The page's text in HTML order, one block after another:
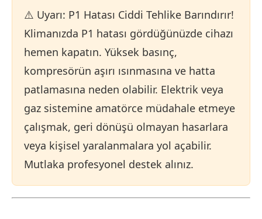
⚠️ Uyarı: P1 Hatası Ciddi Tehlike Barındırır!
Klimanızda P1 hatası gördüğünüzde cihazı
hemen kapatın. Yüksek basınç,
kompresörün aşırı ısınmasına ve hatta
patlamasına neden olabilir. Elektrik veya
gaz sistemine amatörce müdahale etmeye
çalışmak, geri dönüşü olmayan hasarlara
veya kişisel yaralanmalara yol açabilir.
Mutlaka profesyonel destek alınız.